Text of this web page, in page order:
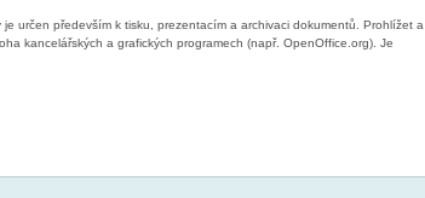
určen především k tisku, prezentacím a archivaci dokumentů. Prohlížet a
kancelářských a grafických programech (např. OpenOffice.org). Je